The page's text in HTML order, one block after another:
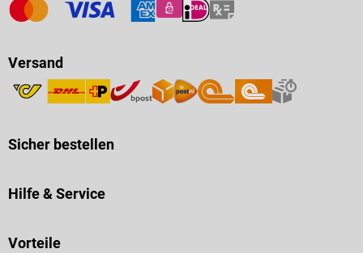
Versand
Sicher bestellen
Hilfe & Service
Vorteile